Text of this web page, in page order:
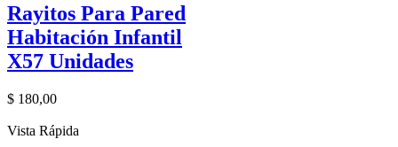
Rayitos Para Pared
Habitación Infantil
X57 Unidades
$ 180,00
Vista Rápida